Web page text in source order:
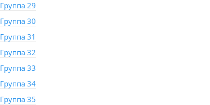
Группа 29
Группа 30
Группа 31
Группа 32
Группа 33
Группа 34
Группа 35